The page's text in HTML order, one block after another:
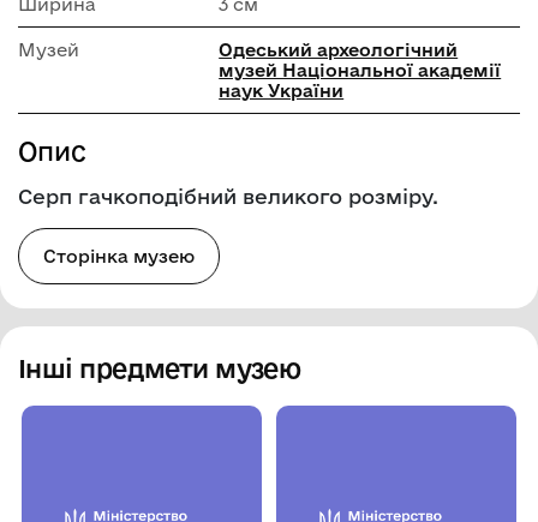
Музей
Одеський археологічний
музей Національної академії
наук України
Опис
Серп гачкоподібний великого розміру.
Сторінка музею
Інші предмети музею